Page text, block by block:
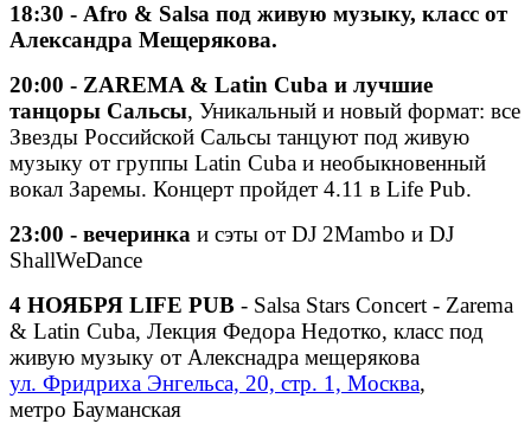
18:30 - Afro & Salsa под живую музыку, класс от
Александра Мещерякова.
20:00 - ZAREMA & Latin Cuba и лучшие
танцоры Сальсы, Уникальный и новый формат: все
Звезды Российской Сальсы танцуют под живую
музыку от группы Latin Cuba и необыкновенный
вокал Заремы. Концерт пройдет 4.11 в Life Pub.
23:00 - вечеринка и сэты от DJ 2Mambo и DJ
ShallWeDance
4 НОЯБРЯ LIFE PUB - Salsa Stars Concert - Zarema
& Latin Cuba, Лекция Федора Недотко, класс под
живую музыку от Алекснадра мещерякова
ул. Фридриха Энгельса, 20, стр. 1, Москва,
метро Бауманская